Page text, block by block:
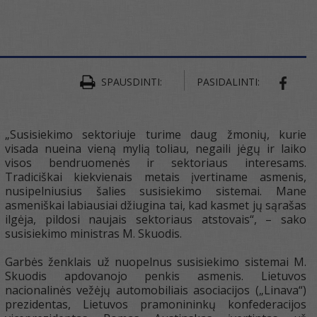
SPAUSDINTI: PASIDALINTI:
„Susisiekimo sektoriuje turime daug žmonių, kurie
visada nueina vieną mylią toliau, negaili jėgų ir laiko
visos bendruomenės ir sektoriaus interesams.
Tradiciškai kiekvienais metais įvertiname asmenis,
nusipelniusius šalies susisiekimo sistemai. Mane
asmeniškai labiausiai džiugina tai, kad kasmet jų sąrašas
ilgėja, pildosi naujais sektoriaus atstovais“, – sako
susisiekimo ministras M. Skuodis.
Garbės ženklais už nuopelnus susisiekimo sistemai M.
Skuodis apdovanojo penkis asmenis. Lietuvos
nacionalinės vežėjų automobiliais asociacijos („Linava“)
prezidentas, Lietuvos pramonininkų konfederacijos